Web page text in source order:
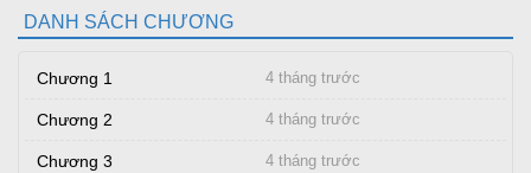
DANH SÁCH CHƯƠNG
Chương 1 4 tháng trước
Chương 2 4 tháng trước
Chương 3 4 tháng trước